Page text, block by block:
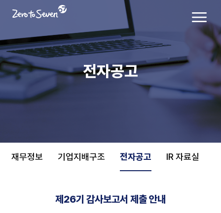
전자공고
재무정보 기업지배구조 전자공고 IR 자료실
제26기 감사보고서 제출 안내